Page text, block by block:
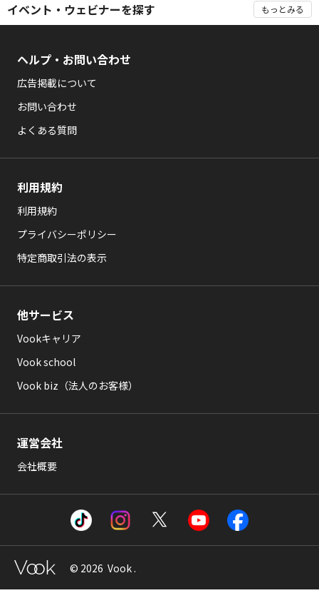
イベント・ウェビナーを探す もっとみる
ヘルプ・お問い合わせ
広告掲載について
お問い合わせ
よくある質問
利用規約
利用規約
プライバシーポリシー
特定商取引法の表示
他サービス
Vookキャリア
Vook school
Vook biz（法人のお客様）
運営会社
会社概要
© 2026 Vook .